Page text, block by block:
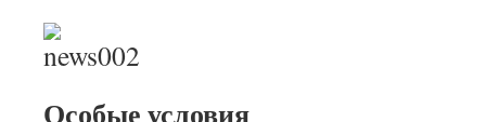
Особые условия